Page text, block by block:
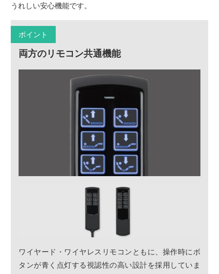
うれしい安心機能です。
ポイント
両方のリモコン共通機能
ワイヤード・ワイヤレスリモコンともに、操作時にボ
タンが青く点灯する視認性の高い設計を採用していま